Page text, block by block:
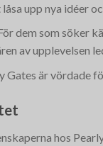
upp nya idéer
dem som söker
av upplevelsen
Gates är vördade
hos